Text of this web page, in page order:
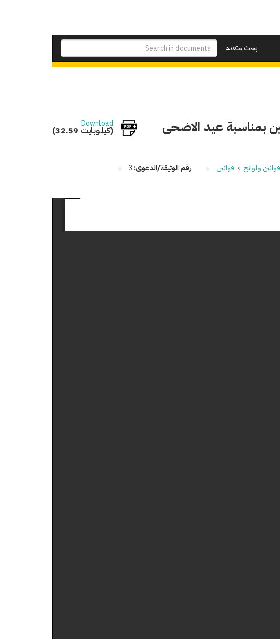
بحث متقدم
بمناسبة عيد الاضحى Download
(32.59 كيلوبايت)
قوانين ولوائح › قوانين رقم الوثيقة/الدعوى: 3